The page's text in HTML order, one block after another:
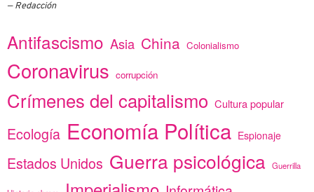
Redacción
Antifascismo Asia China Colonialismo
Coronavirus corrupción
Crímenes del capitalismo Cultura popular
Ecología Economía Política Espionaje
Estados Unidos Guerra psicológica Guerrilla